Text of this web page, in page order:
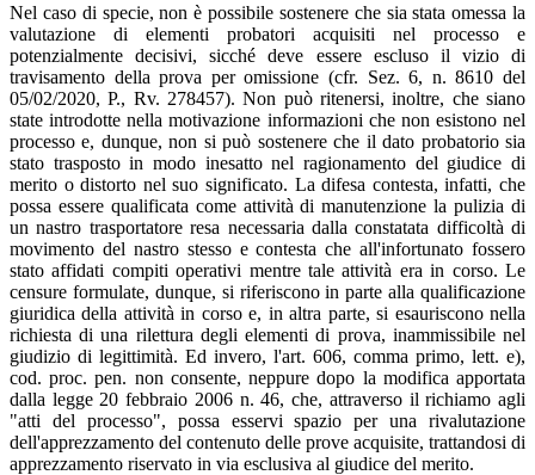
Nel caso di specie, non è possibile sostenere che sia stata omessa la
valutazione di elementi probatori acquisiti nel processo e
potenzialmente decisivi, sicché deve essere escluso il vizio di
travisamento della prova per omissione (cfr. Sez. 6, n. 8610 del
05/02/2020, P., Rv. 278457). Non può ritenersi, inoltre, che siano
state introdotte nella motivazione informazioni che non esistono nel
processo e, dunque, non si può sostenere che il dato probatorio sia
stato trasposto in modo inesatto nel ragionamento del giudice di
merito o distorto nel suo significato. La difesa contesta, infatti, che
possa essere qualificata come attività di manutenzione la pulizia di
un nastro trasportatore resa necessaria dalla constatata difficoltà di
movimento del nastro stesso e contesta che all'infortunato fossero
stato affidati compiti operativi mentre tale attività era in corso. Le
censure formulate, dunque, si riferiscono in parte alla qualificazione
giuridica della attività in corso e, in altra parte, si esauriscono nella
richiesta di una rilettura degli elementi di prova, inammissibile nel
giudizio di legittimità. Ed invero, l'art. 606, comma primo, lett. e),
cod. proc. pen. non consente, neppure dopo la modifica apportata
dalla legge 20 febbraio 2006 n. 46, che, attraverso il richiamo agli
"atti del processo", possa esservi spazio per una rivalutazione
dell'apprezzamento del contenuto delle prove acquisite, trattandosi di
apprezzamento riservato in via esclusiva al giudice del merito.